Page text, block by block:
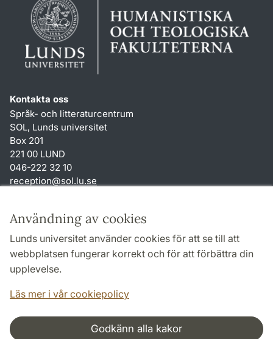
Användning av cookies
Lunds universitet använder cookies för att se till att
webbplatsen fungerar korrekt och för att förbättra din
upplevelse.
Läs mer i vår cookiepolicy
Godkänn alla kakor
Kontakta oss
Språk- och litteraturcentrum
SOL, Lunds universitet
Box 201
221 00 LUND
046-222 32 10
reception@sol.lu.se
Genvägar
Om webbplatsen och cookies
Behandling av personuppgifter
Tillgänglighetsredogörelse